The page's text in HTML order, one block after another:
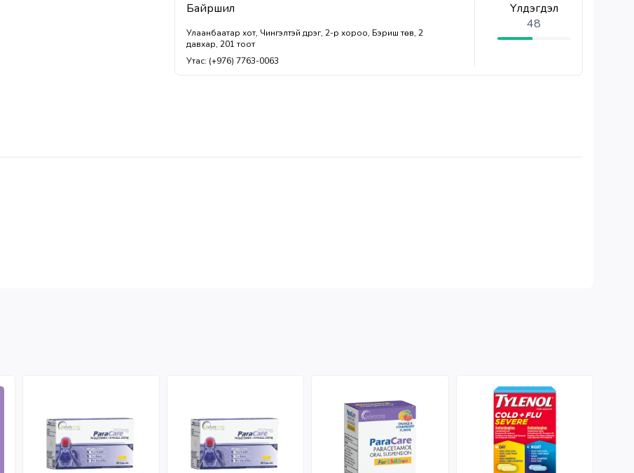
Байршил
Улаанбаатар хот, Чингэлтэй дүүрэг, 2-р хороо, Бэриш төв, 2
давхар, 201 тоот
Утас: (+976) 7763-0063
Үлдэгдэл
48